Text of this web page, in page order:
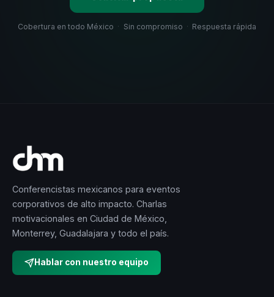
Cobertura en todo México · Sin compromiso · Respuesta rápida
Conferencistas mexicanos para eventos
corporativos de alto impacto. Charlas
motivacionales en Ciudad de México,
Monterrey, Guadalajara y todo el país.
Hablar con nuestro equipo